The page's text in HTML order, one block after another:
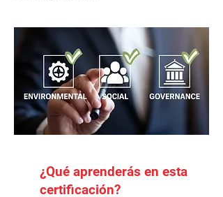
¿Qué aprenderás en esta
certificación?